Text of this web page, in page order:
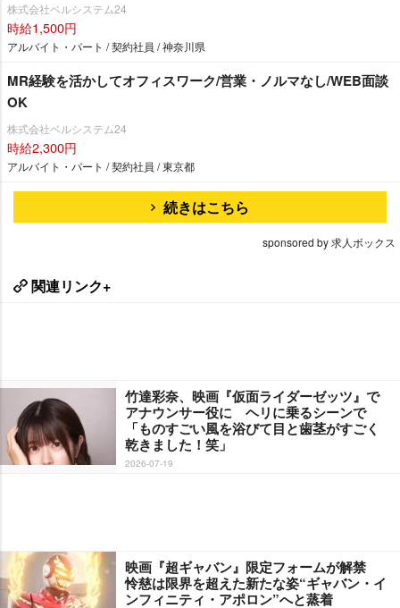
株式会社ベルシステム24
時給1,500円
アルバイト・パート / 契約社員 / 神奈川県
MR経験を活かしてオフィスワーク/営業・ノルマなし/WEB面談
OK
株式会社ベルシステム24
時給2,300円
アルバイト・パート / 契約社員 / 東京都
続きはこちら
sponsored by 求人ボックス
関連リンク+
竹達彩奈、映画『仮面ライダーゼッツ』で
アナウンサー役に ヘリに乗るシーンで
「ものすごい風を浴びて目と歯茎がすごく
乾きました！笑」
2026-07-19
映画『超ギャバン』限定フォームが解禁
怜慈は限界を超えた新たな姿“ギャバン・イ
ンフィニティ・アポロン”へと蒸着